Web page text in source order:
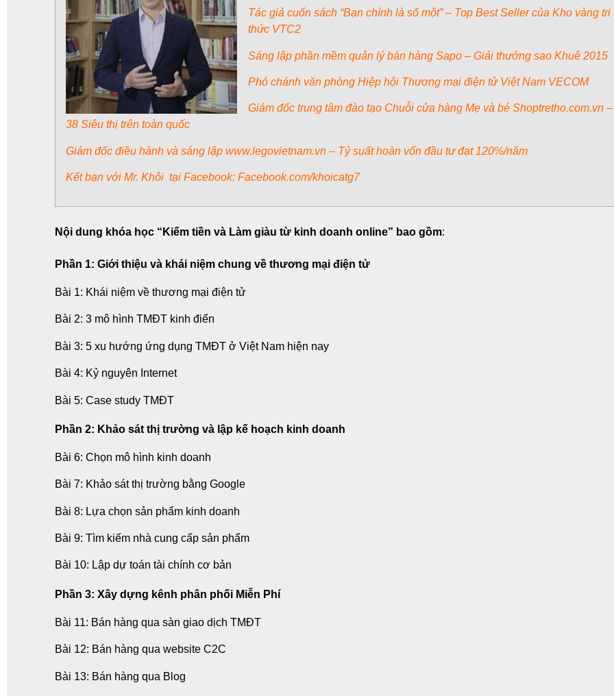
Tác giả cuốn sách “Bạn chính là số một”– Top Best Seller của Kho vàng tri
thức VTC2
Sáng lập phần mềm quản lý bán hàng Sapo – Giải thưởng sao Khuê 2015
Phó chánh văn phòng Hiệp hội Thương mại điện tử Việt Nam VECOM
Giám đốc trung tâm đào tạo Chuỗi cửa hàng Mẹ và bé Shoptretho.com.vn –
38 Siêu thị trên toàn quốc
Giám đốc điều hành và sáng lập www.legovietnam.vn – Tỷ suất hoàn vốn đầu tư đạt 120%/năm
Kết bạn với Mr. Khôi tại Facebook: Facebook.com/khoicatg7
Nội dung khóa học “Kiếm tiền và Làm giàu từ kinh doanh online” bao gồm:
Phần 1: Giới thiệu và khái niệm chung về thương mại điện tử
Bài 1: Khái niệm về thương mại điện tử
Bài 2: 3 mô hình TMĐT kinh điển
Bài 3: 5 xu hướng ứng dụng TMĐT ở Việt Nam hiện nay
Bài 4: Kỷ nguyên Internet
Bài 5: Case study TMĐT
Phần 2: Khảo sát thị trường và lập kế hoạch kinh doanh
Bài 6: Chọn mô hình kinh doanh
Bài 7: Khảo sát thị trường bằng Google
Bài 8: Lựa chọn sản phẩm kinh doanh
Bài 9: Tìm kiếm nhà cung cấp sản phẩm
Bài 10: Lập dự toán tài chính cơ bản
Phần 3: Xây dựng kênh phân phối Miễn Phí
Bài 11: Bán hàng qua sàn giao dịch TMĐT
Bài 12: Bán hàng qua website C2C
Bài 13: Bán hàng qua Blog